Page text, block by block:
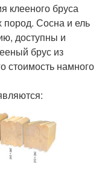
клееного бруса
Сосна и ель
доступны и
брус из
стоимость намного